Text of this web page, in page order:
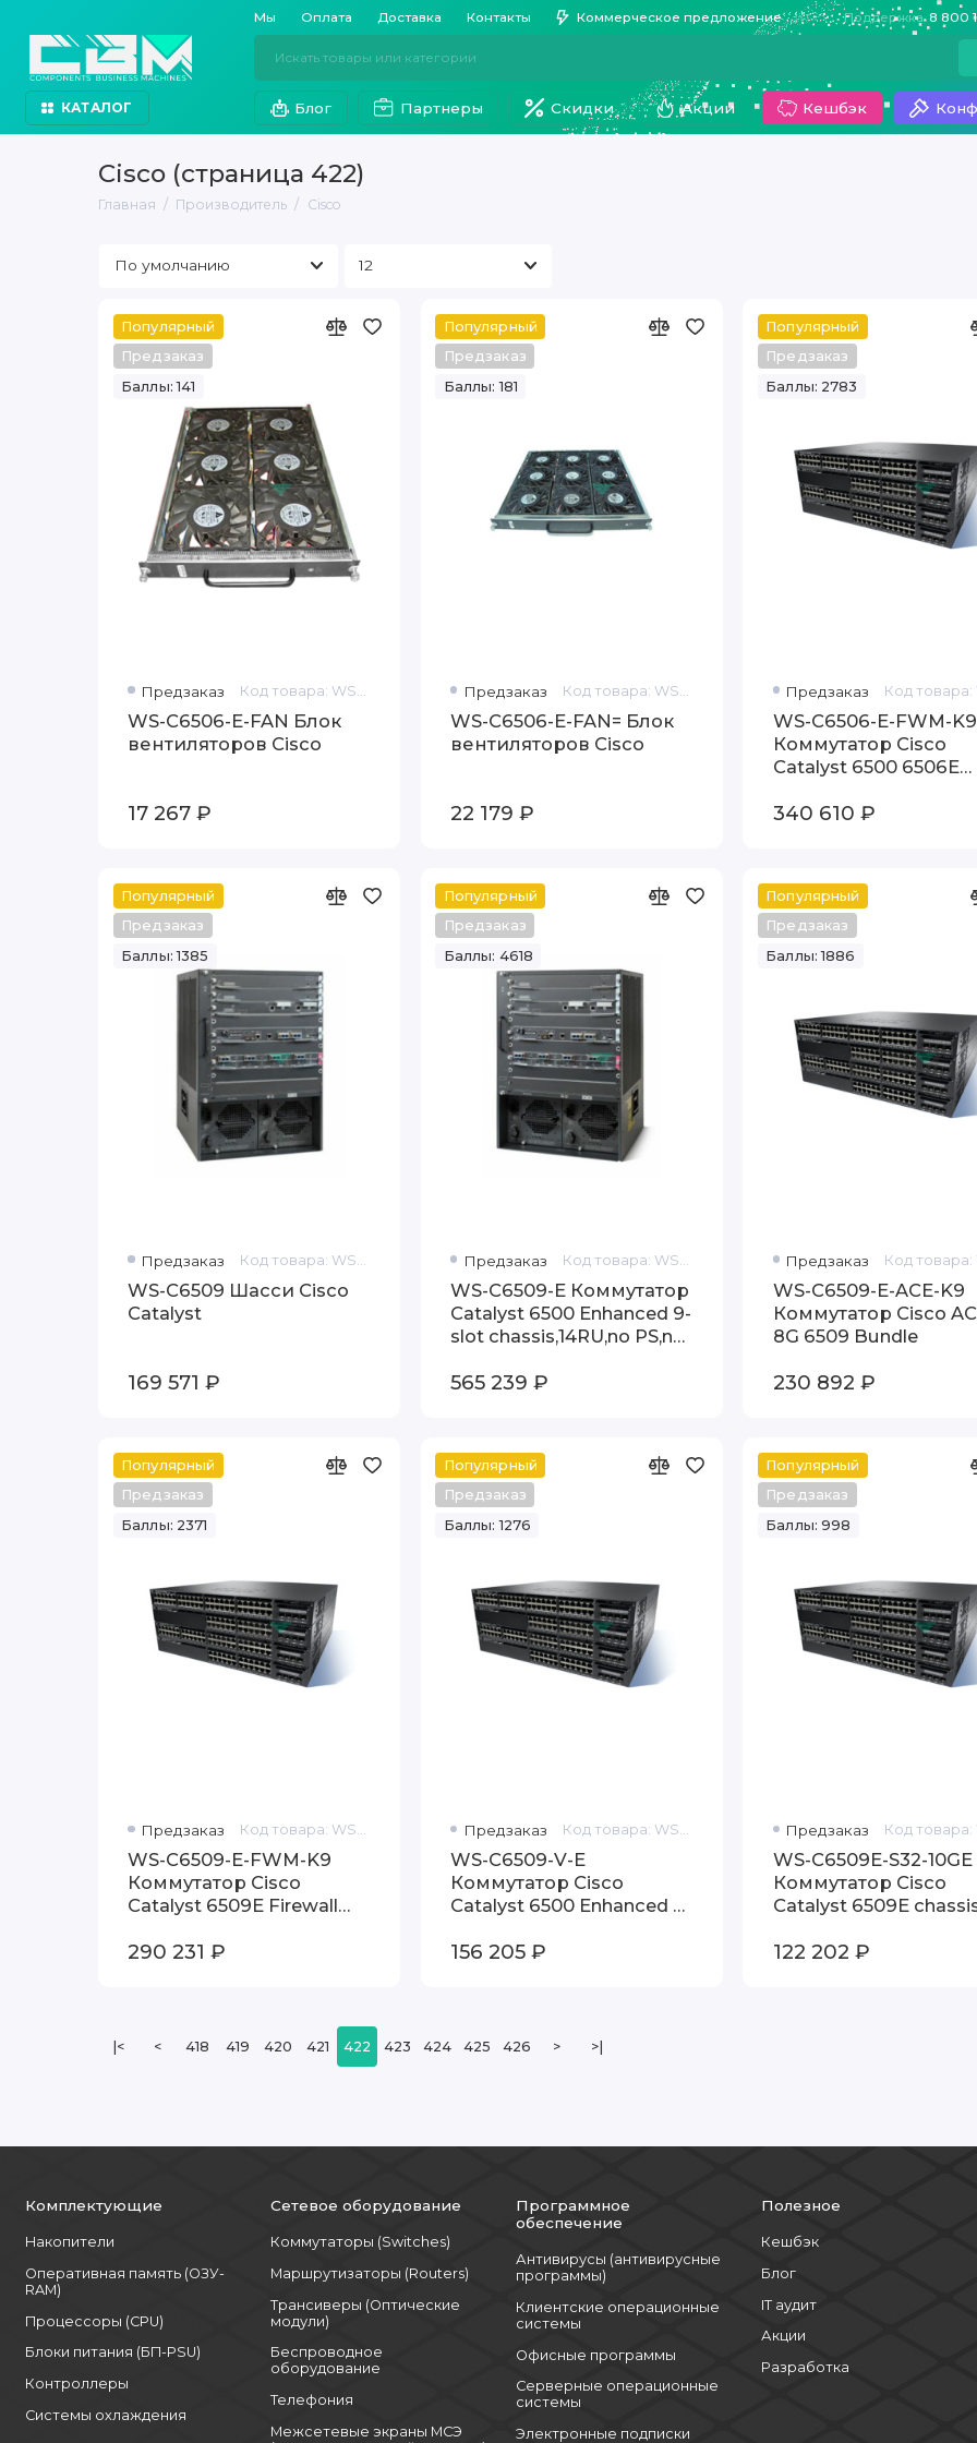
Мы Оплата Доставка Контакты Коммерческое предложение Поддержка 8 800
КАТАЛОГ Блог Партнеры Скидки Акции Кешбэк
Cisco (страница 422)
Главная Производитель Cisco
Популярный
Предзаказ
Баллы: 141
Предзаказ Код товара: WS-C6506-E-FAN
WS-C6506-E-FAN Блок
вентиляторов Cisco
17 267 ₽
Популярный
Предзаказ
Баллы: 181
Предзаказ Код товара: WS-C6506-E-FAN=
WS-C6506-E-FAN= Блок
вентиляторов Cisco
22 179 ₽
Популярный
Предзаказ
Баллы: 2783
Предзаказ
WS-C6506-E-FWM-K9
Коммутатор Cisco
Catalyst 6500 6506E
340 610 ₽
Популярный
Предзаказ
Баллы: 1385
Предзаказ Код товара: WS-C6509
WS-C6509 Шасси Cisco
Catalyst
169 571 ₽
Популярный
Предзаказ
Баллы: 4618
Предзаказ Код товара: WS-C6509-E
WS-C6509-E Коммутатор
Catalyst 6500 Enhanced 9-
slot chassis,14RU,no PS,no
565 239 ₽
Популярный
Предзаказ
Баллы: 1886
Предзаказ
WS-C6509-E-ACE-K9
Коммутатор Cisco
8G 6509 Bundle
230 892 ₽
Популярный
Предзаказ
Баллы: 2371
Предзаказ Код товара: WS-C6509-E-FWM-K9
WS-C6509-E-FWM-K9
Коммутатор Cisco
Catalyst 6509E Firewall
290 231 ₽
Популярный
Предзаказ
Баллы: 1276
Предзаказ Код товара: WS-C6509-V-E
WS-C6509-V-E
Коммутатор Cisco
Catalyst 6500 Enhanced 9-
PS, Fan
156 205 ₽
Популярный
Предзаказ
Баллы: 998
Предзаказ
WS-C6509E-S32-10GE
Коммутатор Cisco
Catalyst 6509E
Tray (req.P/S)
122 202 ₽
|< < 418 419 420 421 422 423 424 425 426 > >|
Комплектующие
Накопители
Оперативная память (ОЗУ-
RAM)
Процессоры (CPU)
Блоки питания (БП-PSU)
Контроллеры
Системы охлаждения
Сетевое оборудование
Коммутаторы (Switches)
Маршрутизаторы (Routers)
Трансиверы (Оптические
модули)
Беспроводное
оборудование
Телефония
Межсетевые экраны МСЭ
Программное
обеспечение
Антивирусы (антивирусные
программы)
Клиентские операционные
системы
Офисные программы
Серверные операционные
системы
Электронные подписки
Полезное
Кешбэк
Блог
IT аудит
Акции
Разработка